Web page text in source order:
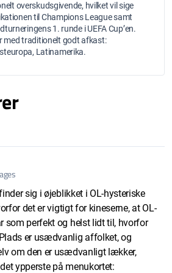
overskudsgivende, hvilket vil sige
til Champions League samt
1. runde i UEFA Cup’en.
med traditionelt godt afkast:
Latinamerika.
sig i øjeblikket i OL-hysteriske
det er vigtigt for kineserne, at OL-
som perfekt og helst lidt til, hvorfor
er usædvanlig affolket, og
om den er usædvanligt lækker,
ypperste på menukortet: